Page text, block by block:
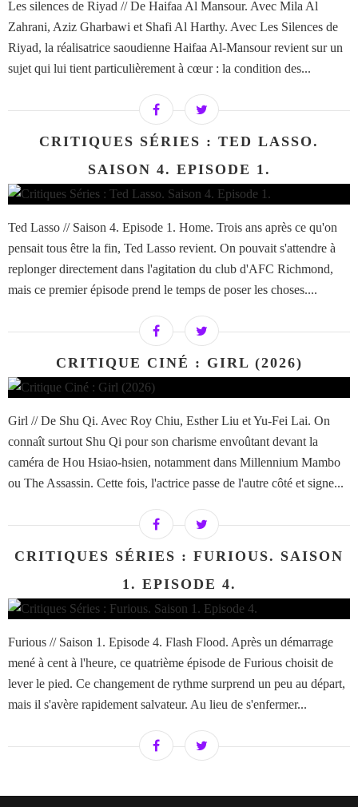
Les silences de Riyad // De Haifaa Al Mansour. Avec Mila Al
Zahrani, Aziz Gharbawi et Shafi Al Harthy. Avec Les Silences de
Riyad, la réalisatrice saoudienne Haifaa Al-Mansour revient sur un
sujet qui lui tient particulièrement à cœur : la condition des...
CRITIQUES SÉRIES : TED LASSO.
SAISON 4. EPISODE 1.
Ted Lasso // Saison 4. Episode 1. Home. Trois ans après ce qu'on
pensait tous être la fin, Ted Lasso revient. On pouvait s'attendre à
replonger directement dans l'agitation du club d'AFC Richmond,
mais ce premier épisode prend le temps de poser les choses....
CRITIQUE CINÉ : GIRL (2026)
Girl // De Shu Qi. Avec Roy Chiu, Esther Liu et Yu-Fei Lai. On
connaît surtout Shu Qi pour son charisme envoûtant devant la
caméra de Hou Hsiao-hsien, notamment dans Millennium Mambo
ou The Assassin. Cette fois, l'actrice passe de l'autre côté et signe...
CRITIQUES SÉRIES : FURIOUS. SAISON
1. EPISODE 4.
Furious // Saison 1. Episode 4. Flash Flood. Après un démarrage
mené à cent à l'heure, ce quatrième épisode de Furious choisit de
lever le pied. Ce changement de rythme surprend un peu au départ,
mais il s'avère rapidement salvateur. Au lieu de s'enfermer...